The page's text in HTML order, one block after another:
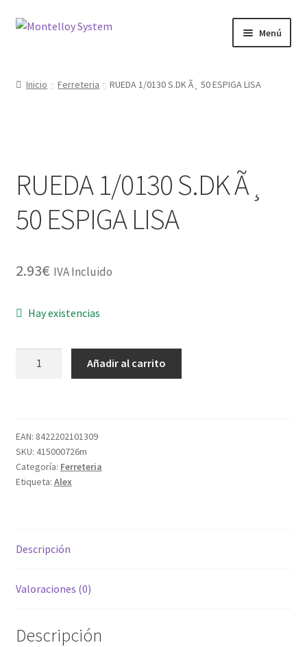
Ir
Ir
Menú
Maquinaria
Protección Laboral
Inicio Ferreteria RUEDA 1/0130 S.DK Ã¸ 50 ESPIGA LISA
RUEDA 1/0130 S.DK Ã¸
50 ESPIGA LISA
2.93€ IVA Incluido
Hay existencias
ESPIGA
LISA
cantidad
Añadir al carrito
EAN: 8422202101309
SKU: 415000726m
Categoría: Ferreteria
Etiqueta: Alex
Descripción
Valoraciones (0)
Descripción